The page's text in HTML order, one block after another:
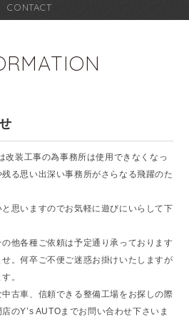
CONTACT
改装工事の為事務所は使用できなくなっ
る思い出深い事務所がさらなる飛躍のた
思いますのでお気軽に遊びにいらして下
他各種ご依頼は予定通り承っております
。何卒ご不便ご迷惑お掛けいたしますが
。
古車、信頼できる整備工場をお探しの際
のY’s AUTOまでお問い合わせ下さいま